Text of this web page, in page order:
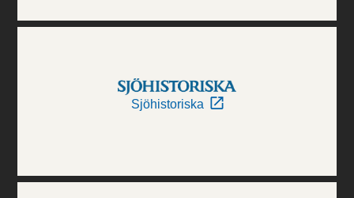
Sjöhistoriska